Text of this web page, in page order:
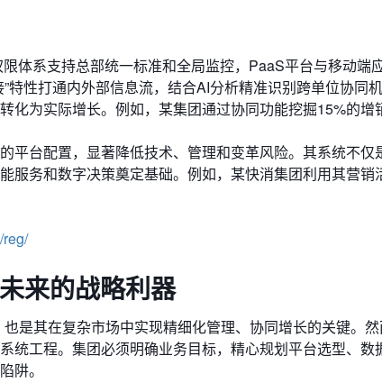
体系支持总部统一标准和全局监控，PaaS平台与移动端
特性打通内外部信息流，结合AI分析精准识别跨单位协同
为实际增长。例如，某集团通过协同功能挖掘15%的增
平台配置，显著降低技术、管理和变革风险。其系统不仅
服务和数字决策奠定基础。例如，某快消集团利用其营销
来的战略利器
是其在复杂市场中实现精细化管理、协同增长的关键。
统工程。集团必须明确业务目标，精心规划平台选型、数
阱。